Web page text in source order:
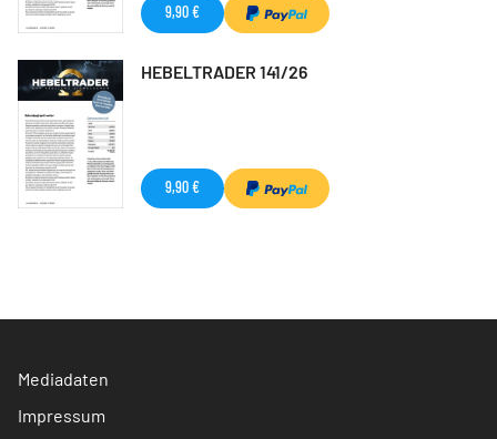
9,90 €
HEBELTRADER 141/26
9,90 €
Mediadaten
Impressum